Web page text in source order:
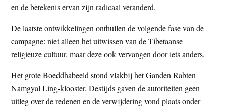
en de betekenis ervan zijn radicaal veranderd.
De laatste ontwikkelingen onthullen de volgende fase van de
campagne: niet alleen het uitwissen van de Tibetaanse
religieuze cultuur, maar deze ook vervangen door iets anders.
Het grote Boeddhabeeld stond vlakbij het Ganden Rabten
Namgyal Ling-klooster. Destijds gaven de autoriteiten geen
uitleg over de redenen en de verwijdering vond plaats onder